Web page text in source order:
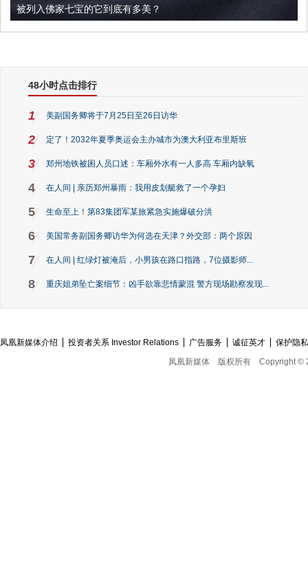
被列入佛家七宝的它到底有多美？
48小时点击排行
1 美副国务卿将于7月25日至26日访华
2 定了！2032年夏季奥运会主办城市为澳大利亚布里斯班
3 郑州地铁被困人员口述：车厢外水有一人多高 车厢内缺氧
4 在人间 | 亲历郑州暴雨：我用皮划艇救了一个孕妇
5 生命至上！第83集团军某旅紧急实施爆破分洪
6 美国常务副国务卿访华为何选在天津？外交部：两个原因
7 在人间 | 红绿灯被淹后，小男孩在路口指路，7位摄影师...
8 重庆姐弟坠亡案细节：凶手欲靠悲情蒙混 警方现场勘察发现...
凤凰新媒体介绍 投资者关系 Investor Relations 广告服务 诚征英才
保护隐
凤凰新媒体
版权所有 Copyright ©